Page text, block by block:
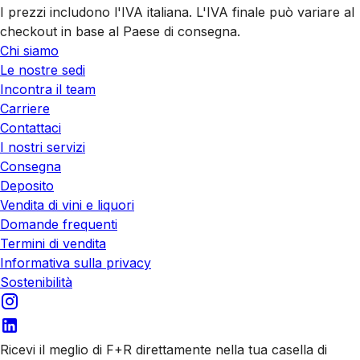
I prezzi includono l'IVA italiana. L'IVA finale può variare al
checkout in base al Paese di consegna.
Chi siamo
Le nostre sedi
Incontra il team
Carriere
Contattaci
I nostri servizi
Consegna
Deposito
Vendita di vini e liquori
Domande frequenti
Termini di vendita
Informativa sulla privacy
Sostenibilità
Ricevi il meglio di F+R direttamente nella tua casella di